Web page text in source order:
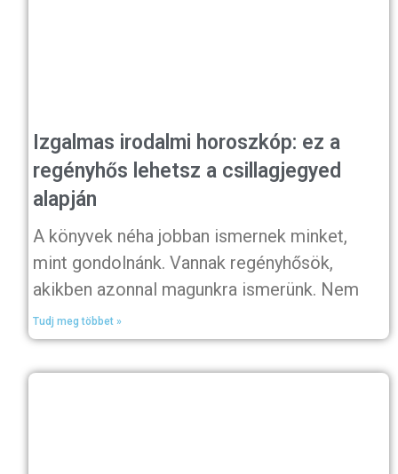
Izgalmas irodalmi horoszkóp: ez a
regényhős lehetsz a csillagjegyed
alapján
A könyvek néha jobban ismernek minket,
mint gondolnánk. Vannak regényhősök,
akikben azonnal magunkra ismerünk. Nem
Tudj meg többet »